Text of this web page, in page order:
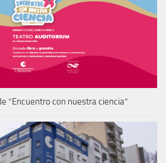
“Encuentro con nuestra ciencia”